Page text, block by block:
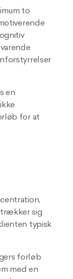
to
en
for at
sig
typisk
forløb
med en